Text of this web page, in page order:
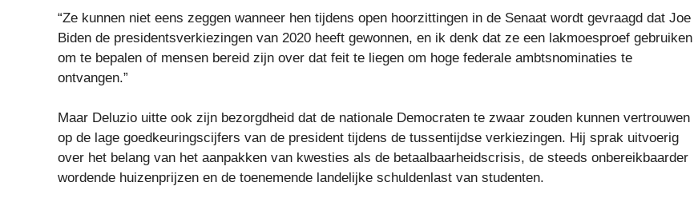
“Ze kunnen niet eens zeggen wanneer hen tijdens open hoorzittingen in de Senaat wordt gevraagd dat Joe
Biden de presidentsverkiezingen van 2020 heeft gewonnen, en ik denk dat ze een lakmoesproef gebruiken
om te bepalen of mensen bereid zijn over dat feit te liegen om hoge federale ambtsnominaties te
ontvangen.”
Maar Deluzio uitte ook zijn bezorgdheid dat de nationale Democraten te zwaar zouden kunnen vertrouwen
op de lage goedkeuringscijfers van de president tijdens de tussentijdse verkiezingen. Hij sprak uitvoerig
over het belang van het aanpakken van kwesties als de betaalbaarheidscrisis, de steeds onbereikbaarder
wordende huizenprijzen en de toenemende landelijke schuldenlast van studenten.